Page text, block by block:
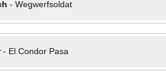
- Wegwerfsoldat
- El Condor Pasa